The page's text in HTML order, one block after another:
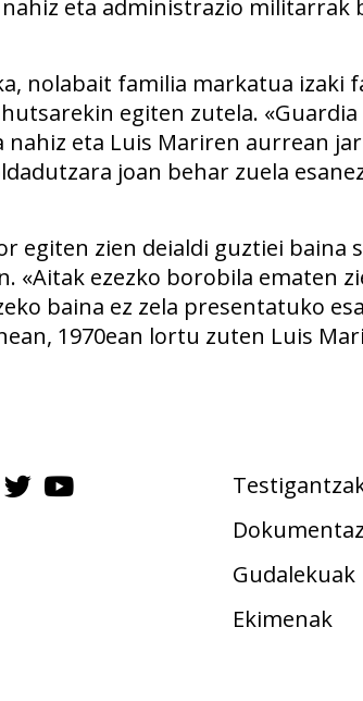
eta administrazio militarrak
nolabait familia markatua izaki
egiten zutela.
nahiz eta Luis Mariren aurrean
joan behar zuela
egiten zien deialdi guztiei baina
«Aitak ezezko borobila ematen
baina ez zela presentatuko
1970ean lortu zuten Luis
Gudalekuak
Ekimenak